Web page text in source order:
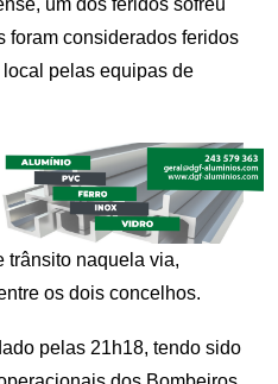
foram considerados feridos
pelas equipas de
trânsito naquela via,
os dois concelhos.
pelas 21h18, tendo sido